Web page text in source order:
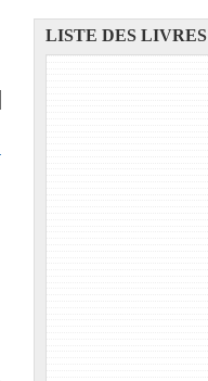
LISTE DES LIVRES